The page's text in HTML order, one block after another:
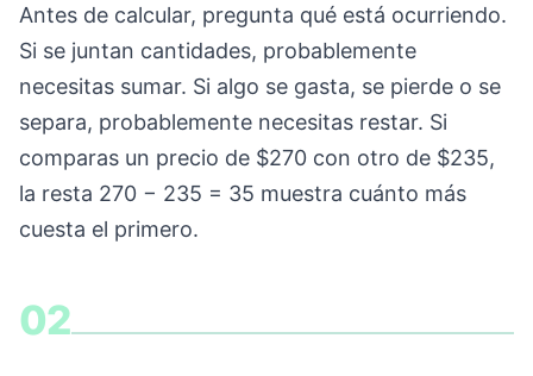
Antes de calcular, pregunta qué está ocurriendo.
Si se juntan cantidades, probablemente
necesitas sumar. Si algo se gasta, se pierde o se
separa, probablemente necesitas restar. Si
comparas un precio de $270 con otro de $235,
la resta 270 − 235 = 35 muestra cuánto más
cuesta el primero.
02